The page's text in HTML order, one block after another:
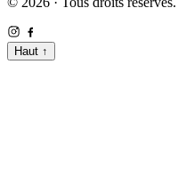
Haut ↑